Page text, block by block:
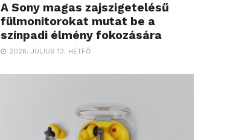
A Sony magas zajszigetelésű
fülmonitorokat mutat be a
színpadi élmény fokozására
2026. JÚLIUS 13. HÉTFŐ